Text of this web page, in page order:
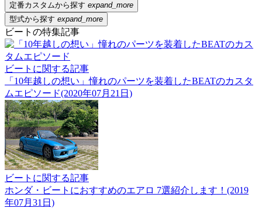
定番カスタムから探す expand_more
型式から探す expand_more
ビートの特集記事
ビートに関する記事
「10年越しの想い」憧れのパーツを装着したBEATのカスタ
ムエピソード(2020年07月21日)
ビートに関する記事
ホンダ・ビートにおすすめのエアロ 7選紹介します！(2019
年07月31日)